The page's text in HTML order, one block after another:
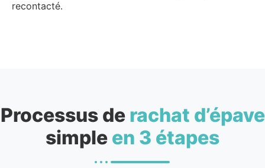
recontacté.
Processus de rachat d’épave
simple en 3 étapes